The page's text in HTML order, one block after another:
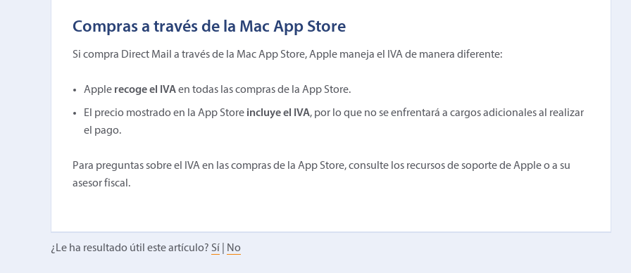
Compras a través de la Mac App Store
Si compra Direct Mail a través de la Mac App Store, Apple maneja el IVA de manera diferente:
Apple recoge el IVAen todas las compras de la App Store.
El precio mostrado en la App Store incluye el IVA, por lo que no se enfrentará a cargos adicionales al realizar
el pago.
Para preguntas sobre el IVA en las compras de la App Store, consulte los recursos de soporte de Apple o a su
asesor fiscal.
¿Le ha resultado útil este artículo? Sí No